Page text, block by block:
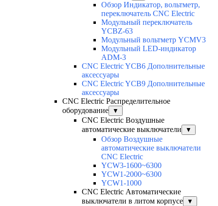
Обзор Индикатор, вольтметр,
переключатель CNC Electric
Модульный переключатель
YCBZ-63
Модульный вольтметр YCMV3
Модульный LED-индикатор
ADM-3
CNC Electric YCB6 Дополнительные
аксессуары
CNC Electric YCB9 Дополнительные
аксессуары
CNC Electric Распределительное
оборудование
▼
CNC Electric Воздушные
автоматические выключатели
▼
Обзор Воздушные
автоматические выключатели
CNC Electric
YCW3-1600~6300
YCW1-2000~6300
YCW1-1000
CNC Electric Автоматические
выключатели в литом корпусе
▼